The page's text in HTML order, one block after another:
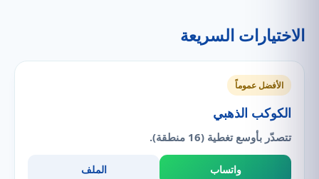
الاختيارات السريعة
الأفضل عموماً
الكوكب الذهبي
تتصدّر بأوسع تغطية (16 منطقة).
واتساب الملف